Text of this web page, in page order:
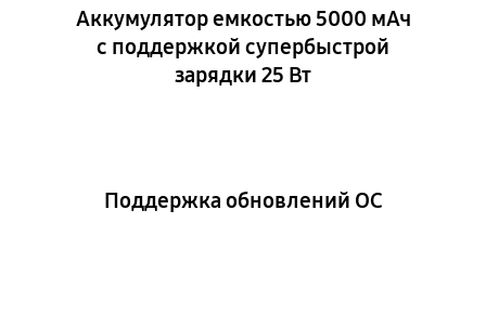
Аккумулятор емкостью 5000 мАч
с поддержкой супербыстрой
зарядки 25 Вт
Поддержка обновлений ОС